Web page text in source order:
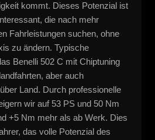
kommt. Dieses Potenzial ist
die nach mehr
Fahrleistungen suchen, ohne
zu ändern. Typische
Benelli 502 C mit Chiptuning
aber auch
Land. Durch professionelle
wir auf 53 PS und 50 Nm
+5 Nm mehr als ab Werk. Dies
das volle Potenzial des